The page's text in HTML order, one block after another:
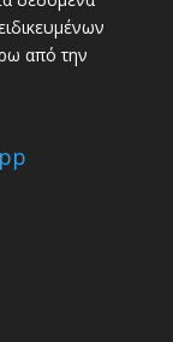
από την